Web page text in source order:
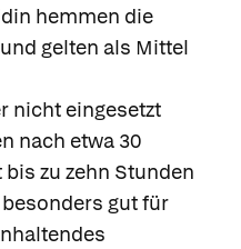
hemmen die
gelten als Mittel
nicht eingesetzt
nach etwa 30
zu zehn Stunden
gut für